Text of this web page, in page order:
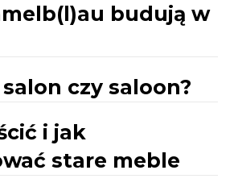
budują w
czy saloon?
i jak
stare meble